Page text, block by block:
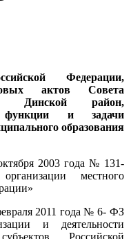
Федерации,
актов Совета
Динской район,
функции и задачи
образования
2003 года № 131-
местного
2011 года № 6- ФЗ
и деятельности
Российской